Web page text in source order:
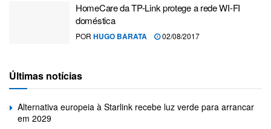
HomeCare da TP-Link protege a rede WI-FI
doméstica
POR HUGO BARATA 02/08/2017
Últimas notícias
Alternativa europeia à Starlink recebe luz verde para arrancar
em 2029